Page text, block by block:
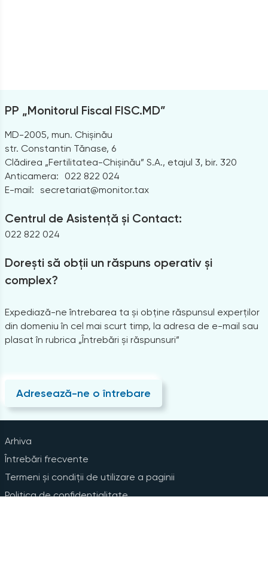
PP „Monitorul Fiscal FISC.MD”
MD-2005, mun. Chișinău
str. Constantin Tănase, 6
Clădirea „Fertilitatea-Chișinău” S.A., etajul 3, bir. 320
Anticamera:
022 822 024
E-mail: secretariat@monitor.tax
Centrul de Asistență și Contact:
022 822 024
Dorești să obții un răspuns operativ și
complex?
Expediază-ne întrebarea ta și obține răspunsul experților
din domeniu în cel mai scurt timp, la adresa de e-mail sau
plasat în rubrica „Întrebări și răspunsuri”
Adresează-ne o întrebare
Arhiva
Întrebări frecvente
Termeni și condiții de utilizare a paginii
Politica de confidențialitate